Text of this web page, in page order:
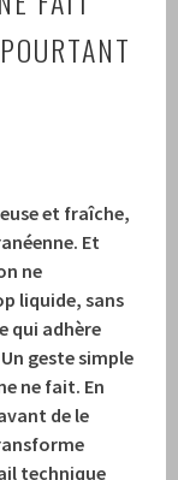
et fraîche,
Et
ne
liquide, sans
qui adhère
geste simple
ne fait. En
de le
technique